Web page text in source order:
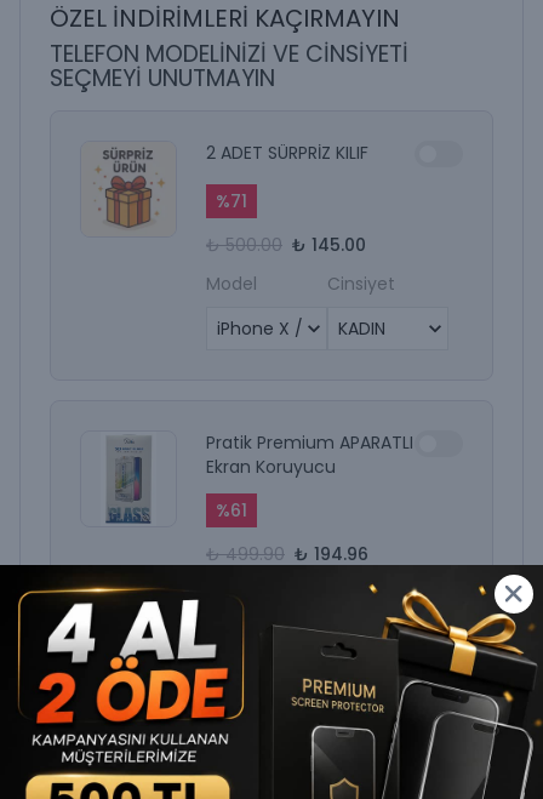
ÖZEL İNDİRİMLERİ KAÇIRMAYIN
TELEFON MODELİNİZİ VE CİNSİYETİ
SEÇMEYİ UNUTMAYIN
2 ADET SÜRPRİZ KILIF
%71
₺ 500.00 ₺ 145.00
Model
Cinsiyet
Pratik Premium APARATLI
Ekran Koruyucu
%61
₺ 499.90 ₺ 194.96
Telefon Modelinizi Seçiniz
İncelediğiniz ürün ile birlikte bu ürünler de
sepetinize eklenecektir!